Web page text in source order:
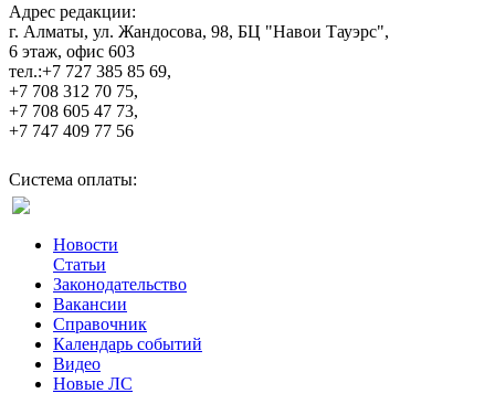
Адрес редакции:
г. Алматы, ул. Жандосова, 98, БЦ "Навои Тауэрс",
6 этаж, офис 603
тел.:+7 727 385 85 69,
+7 708 312 70 75,
+7 708 605 47 73,
+7 747 409 77 56
Система оплаты:
Новости
Статьи
Законодательство
Вакансии
Справочник
Календарь событий
Видео
Новые ЛС